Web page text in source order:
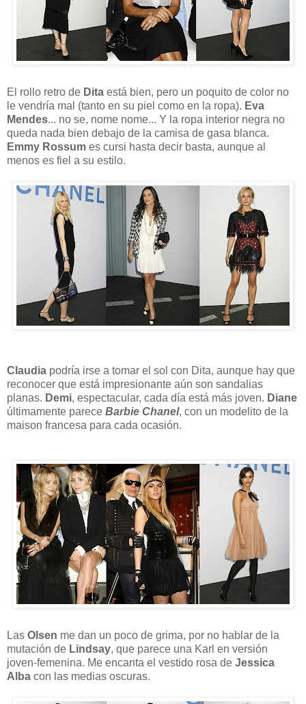
El rollo retro de Dita está bien, pero un poquito de color no
le vendría mal (tanto en su piel como en la ropa). Eva
Mendes... no se, nome nome... Y la ropa interior negra no
queda nada bien debajo de la camisa de gasa blanca.
Emmy Rossum es cursi hasta decir basta, aunque al
menos es fiel a su estilo.
Claudia podría irse a tomar el sol con Dita, aunque hay que
reconocer que está impresionante aún son sandalias
planas. Demi, espectacular, cada día está más joven. Diane
últimamente parece Barbie Chanel, con un modelito de la
maison francesa para cada ocasión.
Las Olsen me dan un poco de grima, por no hablar de la
mutación de Lindsay, que parece una Karl en versión
joven-femenina. Me encanta el vestido rosa de Jessica
Alba con las medias oscuras.